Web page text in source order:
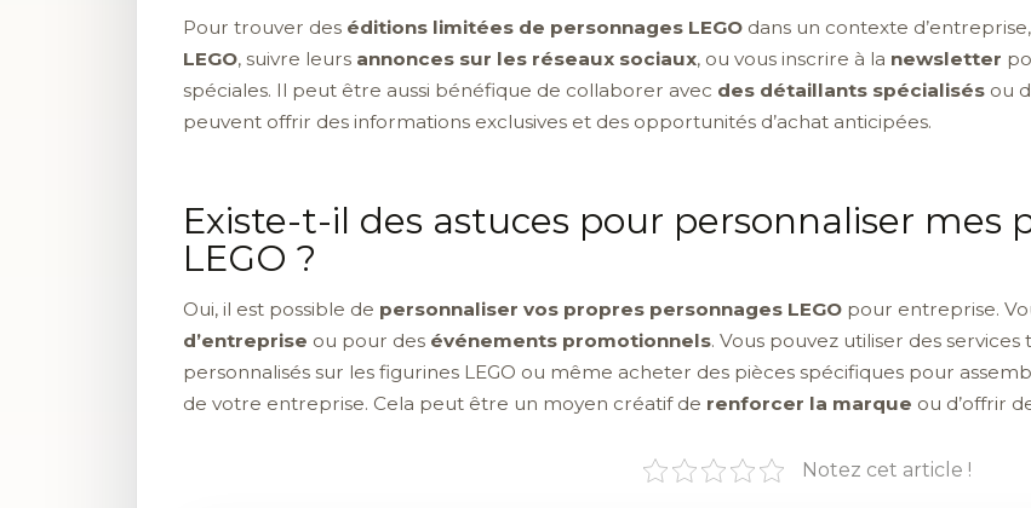
Pour trouver des éditions limitées de personnages LEGO dans un contexte
LEGO, suivre leurs annonces sur les réseaux sociaux, ou vous inscrire à la newsletter
spéciales. Il peut être aussi bénéfique de collaborer avec des détaillants spécialisés ou
peuvent offrir des informations exclusives et des opportunités d’achat anticipées.
Existe-t-il des astuces pour personnaliser mes
LEGO ?
Oui, il est possible de personnaliser vos propres personnages LEGO pour entreprise.
d’entreprise ou pour des événements promotionnels. Vous pouvez utiliser des
personnalisés sur les figurines LEGO ou même acheter des pièces spécifiques pour
de votre entreprise. Cela peut être un moyen créatif de renforcer la marque ou d’offrir
Notez cet article !